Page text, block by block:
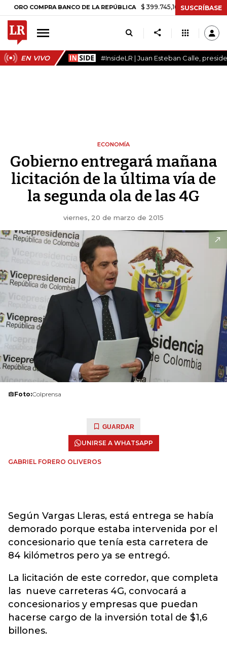
COMPRA BANCO DE LA REPÚBLICA $ 399.745,16 +$ 2.295,71 +0,58%
SUSCRÍBASE
EN VIVO #InsideLR | Juan Esteban Calle,
ECONOMÍA
Gobierno entregará mañana
licitación de la última vía de
la segunda ola de las 4G
viernes, 20 de marzo de 2015
Foto:Colprensa
GUARDAR
UNIRSE A WHATSAPP
GABRIEL FORERO OLIVEROS
Según Vargas Lleras, está entrega se había
demorado porque estaba intervenida por el
concesionario que tenía esta carretera de
84 kilómetros pero ya se entregó.
La licitación de este corredor, que completa
las nueve carreteras 4G, convocará a
concesionarios y empresas que puedan
hacerse cargo de la inversión total de $1,6
billones.